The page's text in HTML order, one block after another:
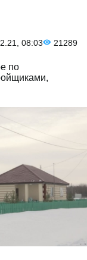
08:03 21289
по